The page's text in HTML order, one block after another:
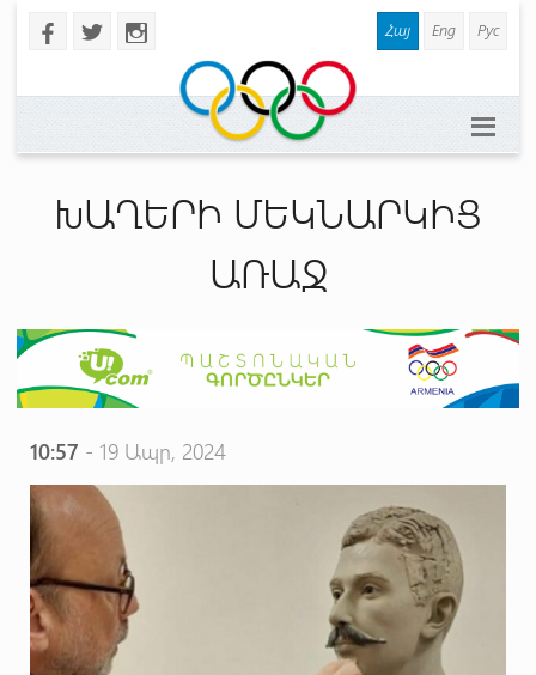
b a x Հայ Eng Рус
ԽԱՂԵՐԻ ՄԵԿՆԱՐԿԻՑ
ԱՌԱՋ
10:57 - 19 Ապր, 2024